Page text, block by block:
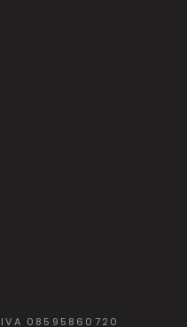
08595860720